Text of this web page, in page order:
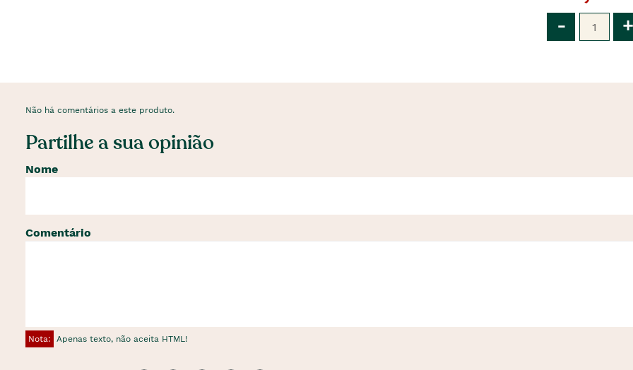
- +
Não há comentários a este produto.
Partilhe a sua opinião
Nome
Comentário
Nota: Apenas texto, não aceita HTML!